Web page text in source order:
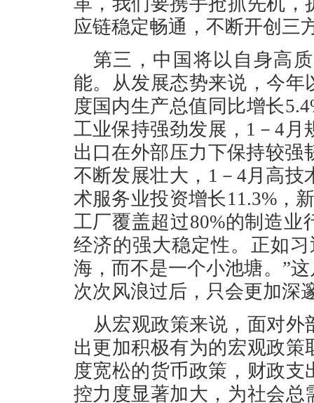
应链稳定畅通，不断开创三
第三，中国将以自身高
能。从发展态势来说，今
度国内生产总值同比增长
工业保持强劲发展，1－4月
出口在外部压力下保持较强
不断发展壮大，1－4月高技
术服务业投资增长11.3%，
工厂覆盖超过80%的制造
经济的强大稳定性。正如
海，而不是一个小池塘。”
次次风浪过后，只会更加深
从宏观政策来说，面对
出更加积极有为的宏观政
度宽松的货币政策，财政
控力度显著加大，为社会